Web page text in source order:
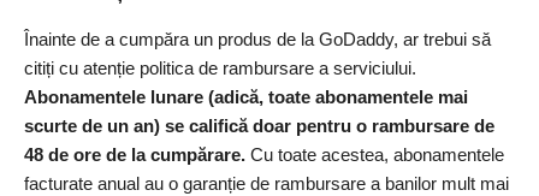
Înainte de a cumpăra un produs de la GoDaddy, ar trebui să
citiți cu atenție politica de rambursare a serviciului.
Abonamentele lunare (adică, toate abonamentele mai
scurte de un an) se califică doar pentru o rambursare de
48 de ore de la cumpărare. Cu toate acestea, abonamentele
facturate anual au o garanție de rambursare a banilor mult mai